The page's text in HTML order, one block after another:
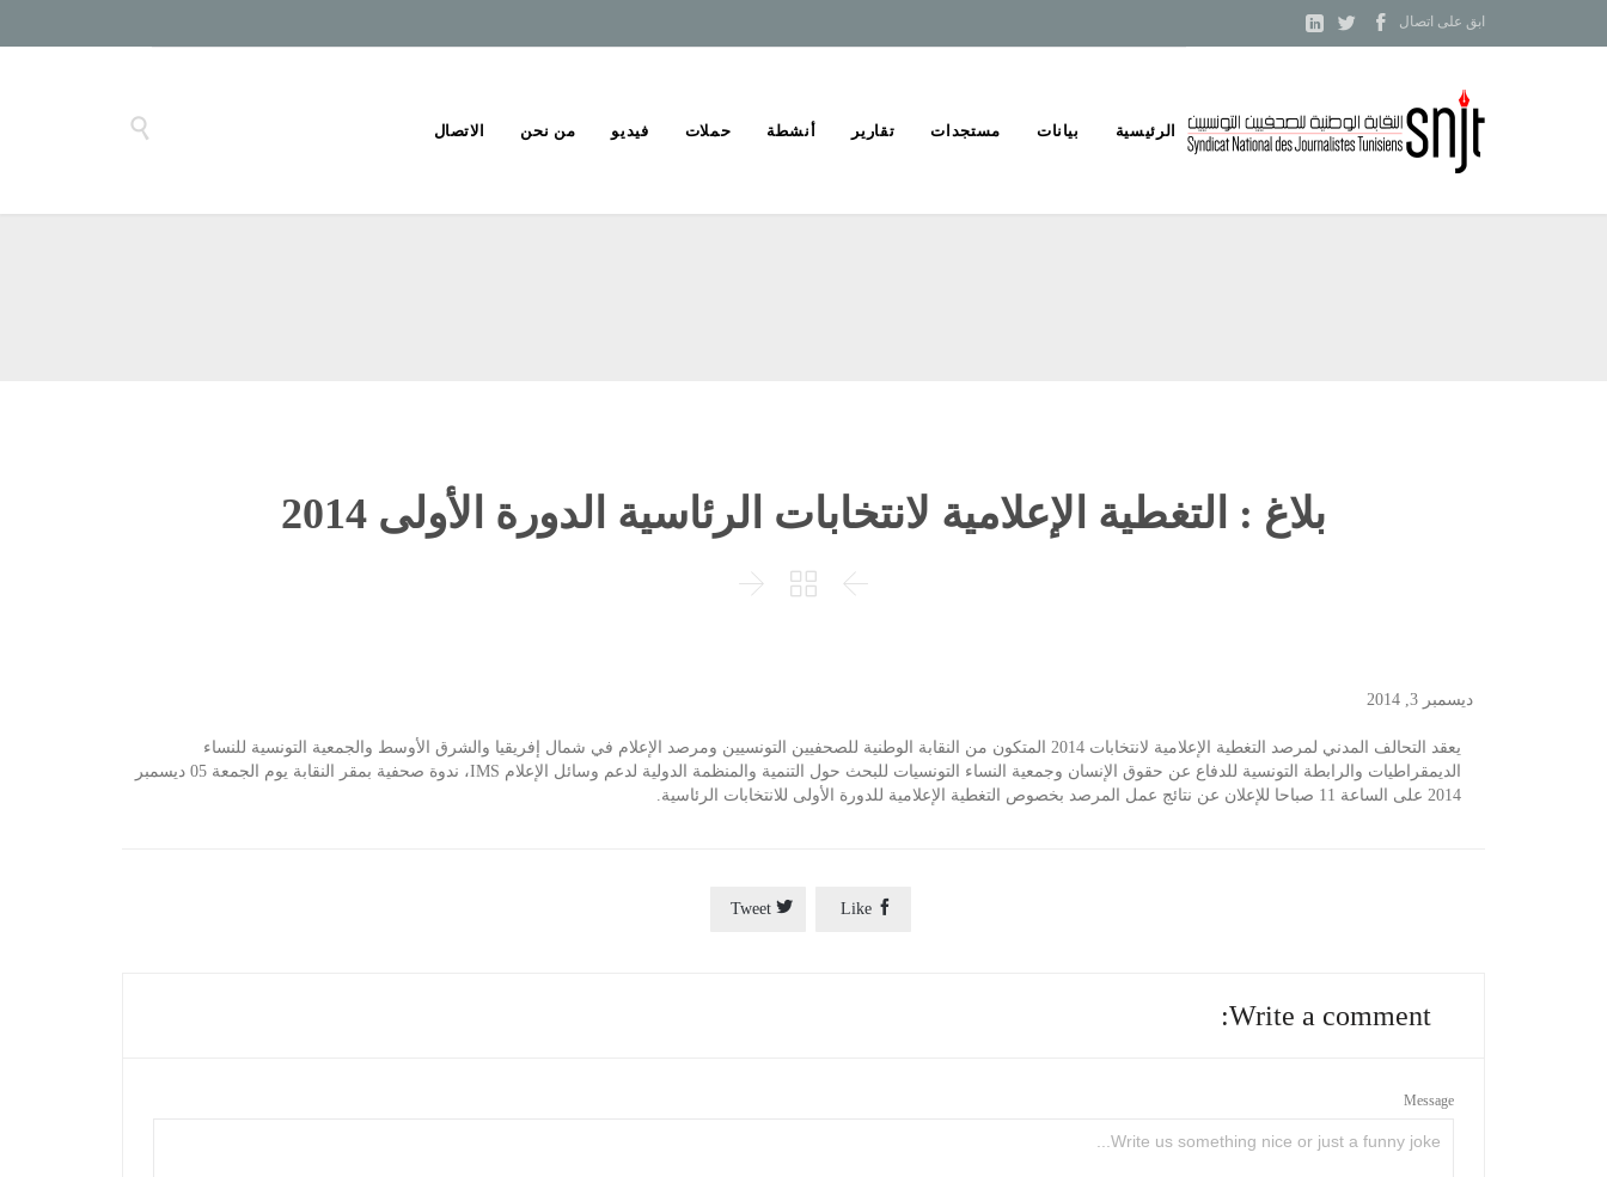
ابق على اتصال 


Skip
to
content
الرئيسية بيانات مستجدات تقارير أنشطة حملات فيديو من نحن الاتصال 
بلاغ : التغطية الإعلامية لانتخابات الرئاسية الدورة الأولى 2014



ديسمبر 3, 2014
يعقد التحالف المدني لمرصد التغطية الإعلامية لانتخابات 2014 المتكون من النقابة الوطنية للصحفيين التونسيين ومرصد الإعلام في شمال إفريقيا والشرق الأوسط والجمعية التونسية للنساء
الديمقراطيات والرابطة التونسية للدفاع عن حقوق الإنسان وجمعية النساء التونسيات للبحث حول التنمية والمنظمة الدولية لدعم وسائل الإعلام IMS، ندوة صحفية بمقر النقابة يوم الجمعة 05 ديسمبر
2014 على الساعة 11 صباحا للإعلان عن نتائج عمل المرصد بخصوص التغطية الإعلامية للدورة الأولى للانتخابات الرئاسية.

Like

Tweet
Write a comment:
Message